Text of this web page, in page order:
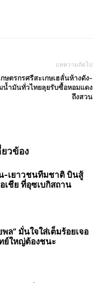
บทความถัดไป
กษตรกรศรีสะเกษเฮลั่นห้างดัง-
น้ำมันทั่วไทยลุยรับซื้อหอมแดง
ถึงสวน
วข้อง
-เยาวชนทีมชาติ บินสู้
เชีย ที่อุซเบกิสถาน
ล” มั่นใจใส่เต็มร้อยเจอ
ย์ใหญ่ต้องชนะ